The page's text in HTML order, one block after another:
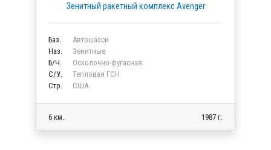
Зенитный ракетный комплекс Avenger
Баз.
Автошасси
Наз.
Зенитные
Б/Ч.
Осколочно-фугасная
C/У.
Тепловая ГСН
Стр.
США
6 км. 1987 г.